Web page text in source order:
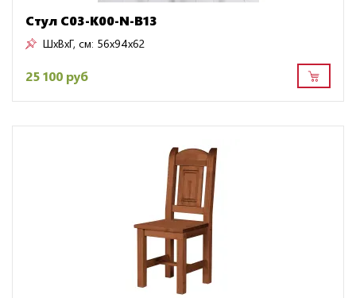
Стул C03-K00-N-B13
ШxВxГ, см: 56x94x62
25 100 руб